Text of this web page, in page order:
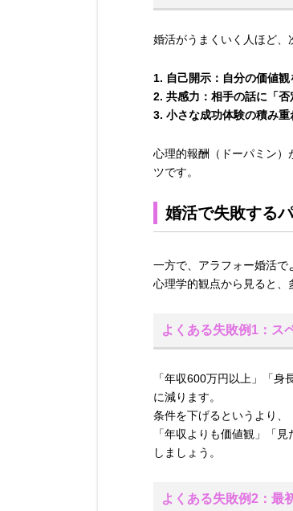
婚活がうまくいく人ほど、
自己開示： 自分の価値観
共感力：相手の話に「否
小さな成功体験の積み重
心理的報酬（ドーパミン）
ツです。
婚活で失敗する
一方で、アラフォー婚活で
心理学的観点から見ると、
よくある失敗例1：ス
「年収600万円以上」「
に減ります。
条件を下げるというより、
「年収よりも価値観」「
しましょう。
よくある失敗例2：最